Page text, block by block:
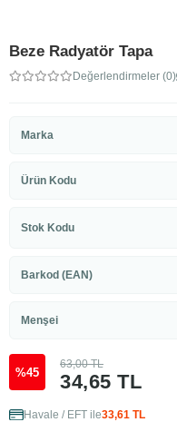
Beze Radyatör Tapa
Değerlendirmeler (0)
Marka
Ürün Kodu
Stok Kodu
Barkod (EAN)
Menşei
%45 34,65 TL
63,00 TL
Havale / EFT ile33,61 TL